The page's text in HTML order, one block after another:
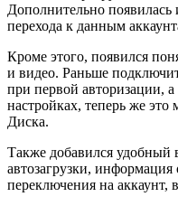
Дополнительно появилась
перехода к данным
Кроме этого, появился
и видео. Раньше
при первой авторизации, а
настройках, теперь же
Диска.
Также добавился удобный
автозагрузки,
переключения на аккаунт,